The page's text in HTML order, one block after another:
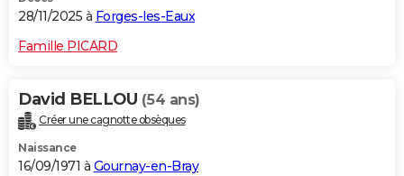
28/11/2025 à Forges-les-Eaux
Famille PICARD
David BELLOU (54 ans)
Créer une cagnotte obsèques
Naissance
16/09/1971 à Gournay-en-Bray